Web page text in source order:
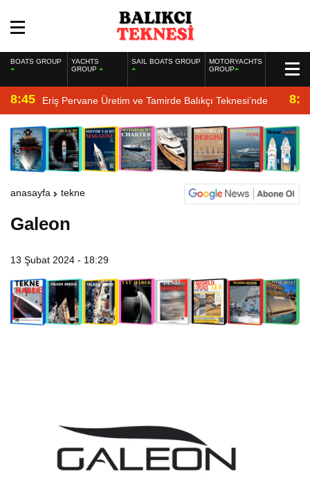
BOATS GROUP
YACHTS
GROUP
SAIL BOATS GROUP
MOTORYACHTS
GROUP
8:45 Eriş Pervane Üretim ve Tamirde Balıkçı Teknesi’nde
anasayfa tekne
Galeon
13 Şubat 2024 - 18:29